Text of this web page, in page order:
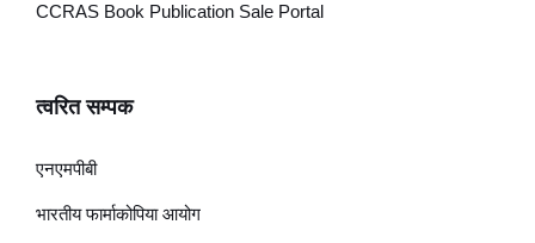
CCRAS Book Publication Sale Portal
त्वरित सम्पक
एनएमपीबी
भारतीय फार्माकोपिया आयोग